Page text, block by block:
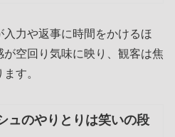
力や返事に時間をかけるほ
空回り気味に映り、観客は焦
す。
ュのやりとりは笑いの段